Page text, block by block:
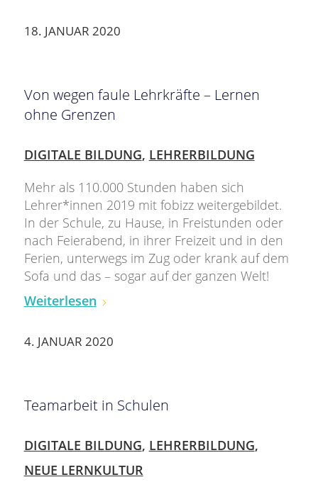
18. JANUAR 2020
Von wegen faule Lehrkräfte – Lernen
ohne Grenzen
DIGITALE BILDUNG, LEHRERBILDUNG
Mehr als 110.000 Stunden haben sich
Lehrer*innen 2019 mit fobizz weitergebildet.
In der Schule, zu Hause, in Freistunden oder
nach Feierabend, in ihrer Freizeit und in den
Ferien, unterwegs im Zug oder krank auf dem
Sofa und das – sogar auf der ganzen Welt!
Weiterlesen
4. JANUAR 2020
Teamarbeit in Schulen
DIGITALE BILDUNG, LEHRERBILDUNG,
NEUE LERNKULTUR